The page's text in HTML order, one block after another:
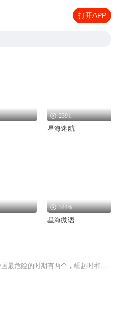
打开APP
2391
星海迷航
3446
星海微语